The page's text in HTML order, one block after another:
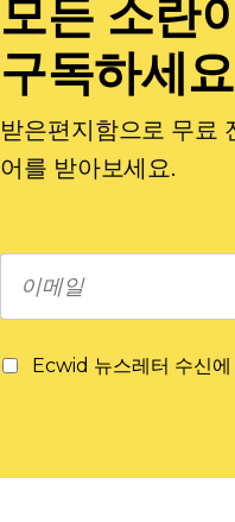
모든 소란
구독하세
받은편지함으로 무료
어를 받아보세요.
Ecwid 뉴스레터 수신에